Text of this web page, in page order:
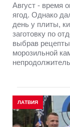
Август - время
ягод. Однако
день у плиты,
заготовку по
выбрав
морозильной
ЛАТВИЯ